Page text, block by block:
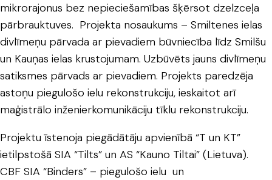
mikrorajonus bez nepieciešamības šķērsot dzelzceļa
pārbrauktuves. Projekta nosaukums – Smiltenes ielas
divlīmeņu pārvada ar pievadiem būvniecība līdz Smilšu
un Kauņas ielas krustojumam. Uzbūvēts jauns divlīmeņu
satiksmes pārvads ar pievadiem. Projekts paredzēja
astoņu piegulošo ielu rekonstrukciju, ieskaitot arī
maģistrālo inženierkomunikāciju tīklu rekonstrukciju.
Projektu īstenoja piegādātāju apvienībā “T un KT”
ietilpstošā SIA “Tilts” un AS “Kauno Tiltai” (Lietuva).
CBF SIA “Binders” – piegulošo ielu un